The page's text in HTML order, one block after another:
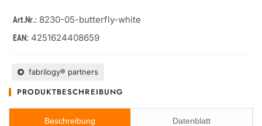
Art.Nr.: 8230-05-butterfly-white
EAN: 4251624408659
fabrilogy® partners
PRODUKTBESCHREIBUNG
Beschreibung Datenblatt